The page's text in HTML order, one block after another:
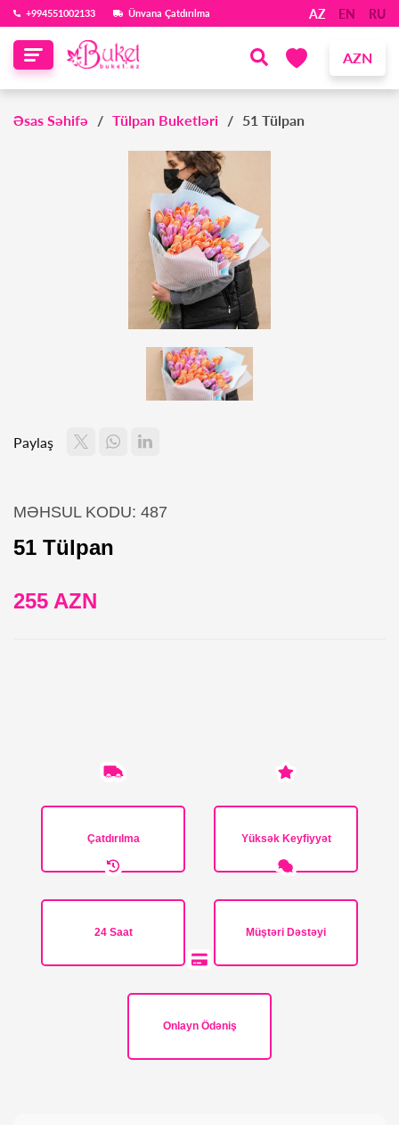
‪+994551002133‬ Ünvana Çatdırılma AZ EN RU
AZN
Əsas Səhifə Tülpan Buketləri 51 Tülpan
Paylaş
MƏHSUL KODU: 487
51 Tülpan
255 AZN
Çatdırılma Yüksək Keyfiyyət
24 Saat Müştəri Dəstəyi
Onlayn Ödəniş